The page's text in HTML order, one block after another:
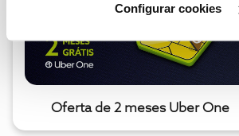
Configurar cookies
Oferta de 2 meses Uber One